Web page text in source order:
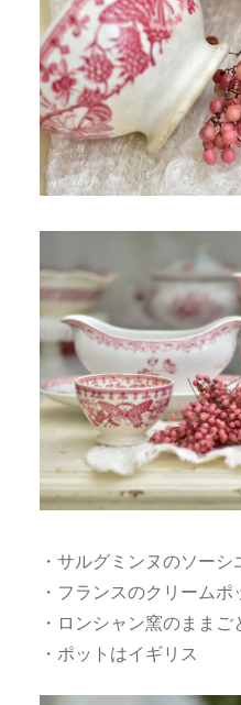
・サルグミンヌのソーシ
・フランスのクリームポ
・ロンシャン窯のままご
・ポットはイギリス